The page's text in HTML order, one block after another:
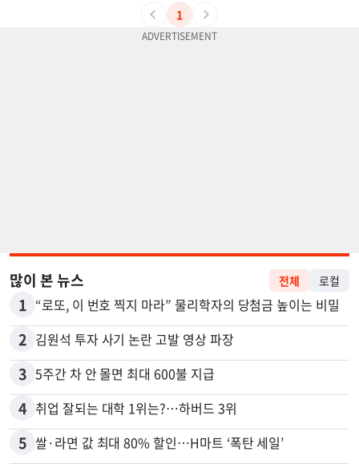
1
많이 본 뉴스 전체 로컬
1 “로또, 이 번호 찍지 마라” 물리학자의 당첨금 높이는 비밀
2 김원석 투자 사기 논란 고발 영상 파장
3 5주간 차 안 몰면 최대 600불 지급
4 취업 잘되는 대학 1위는?…하버드 3위
5 쌀·라면 값 최대 80% 할인…H마트 ‘폭탄 세일’